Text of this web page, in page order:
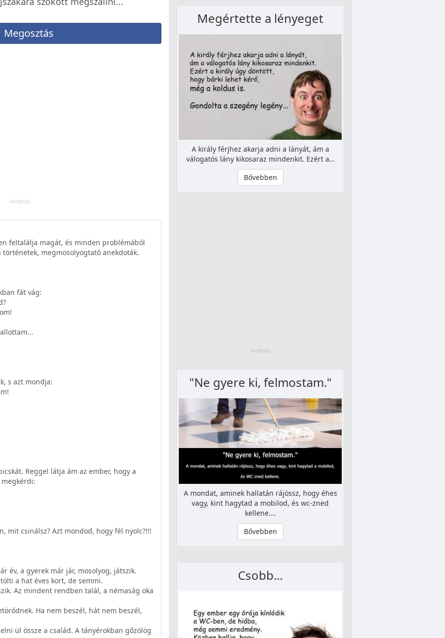
Megosztás
feltalálja magát, és minden problémából
megmosolyogtató anekdoták.
fát vág:
s azt mondja:
Reggel látja ám az ember, hogy a
megkérdi:
mit csinálsz? Azt mondod, hogy fél nyolc?!!!
év, a gyerek már jár, mosolyog, játszik.
a hat éves kort, de semmi.
Az mindent rendben talál, a némaság oka
Ha nem beszél, hát nem beszél,
ül össze a család. A tányérokban gőzölög
Megértette a lényeget
A király férjhez akarja adni a lányát, ám a
válogatós lány kikosaraz mindenkit. Ezért a…
Bővebben
"Ne gyere ki, felmostam."
A mondat, aminek hallatán rájössz, hogy éhes
vagy, kint hagytad a mobilod, és wc-zned
kellene.…
Bővebben
Csobb...